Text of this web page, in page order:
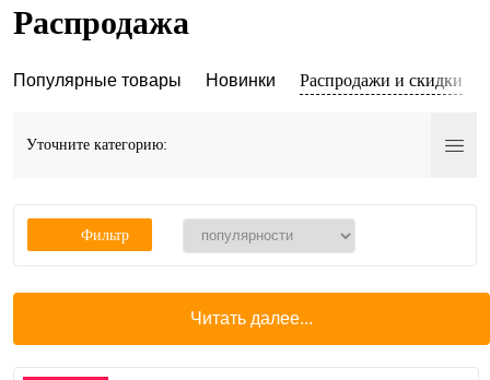
Распродажа
Популярные товары Новинки Распродажи и скидки
Уточните категорию:
Фильтр
Читать далее...